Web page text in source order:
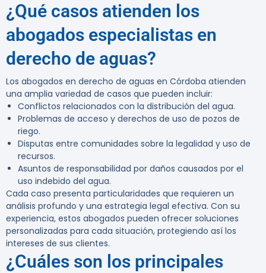
¿Qué casos atienden los
abogados especialistas en
derecho de aguas?
Los abogados en derecho de aguas en Córdoba atienden
una amplia variedad de casos que pueden incluir:
Conflictos relacionados con la distribución del agua.
Problemas de acceso y derechos de uso de pozos de
riego.
Disputas entre comunidades sobre la legalidad y uso de
recursos.
Asuntos de responsabilidad por daños causados por el
uso indebido del agua.
Cada caso presenta particularidades que requieren un
análisis profundo y una estrategia legal efectiva. Con su
experiencia, estos abogados pueden ofrecer soluciones
personalizadas para cada situación, protegiendo así los
intereses de sus clientes.
¿Cuáles son los principales